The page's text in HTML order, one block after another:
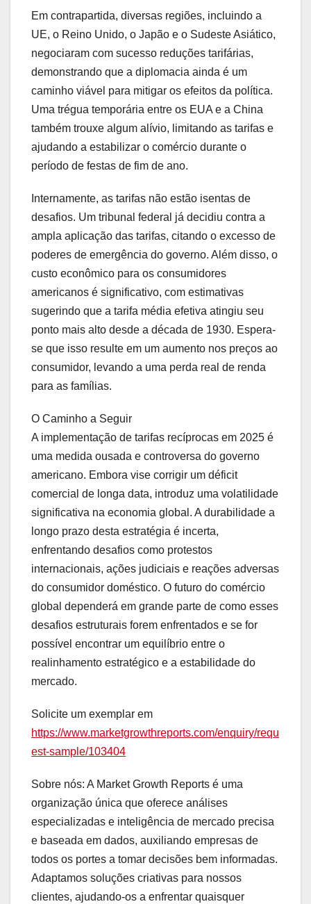
Em contrapartida, diversas regiões, incluindo a
UE, o Reino Unido, o Japão e o Sudeste Asiático,
negociaram com sucesso reduções tarifárias,
demonstrando que a diplomacia ainda é um
caminho viável para mitigar os efeitos da política.
Uma trégua temporária entre os EUA e a China
também trouxe algum alívio, limitando as tarifas e
ajudando a estabilizar o comércio durante o
período de festas de fim de ano.
Internamente, as tarifas não estão isentas de
desafios. Um tribunal federal já decidiu contra a
ampla aplicação das tarifas, citando o excesso de
poderes de emergência do governo. Além disso, o
custo econômico para os consumidores
americanos é significativo, com estimativas
sugerindo que a tarifa média efetiva atingiu seu
ponto mais alto desde a década de 1930. Espera-
se que isso resulte em um aumento nos preços ao
consumidor, levando a uma perda real de renda
para as famílias.
O Caminho a Seguir
A implementação de tarifas recíprocas em 2025 é
uma medida ousada e controversa do governo
americano. Embora vise corrigir um déficit
comercial de longa data, introduz uma volatilidade
significativa na economia global. A durabilidade a
longo prazo desta estratégia é incerta,
enfrentando desafios como protestos
internacionais, ações judiciais e reações adversas
do consumidor doméstico. O futuro do comércio
global dependerá em grande parte de como esses
desafios estruturais forem enfrentados e se for
possível encontrar um equilíbrio entre o
realinhamento estratégico e a estabilidade do
mercado.
Solicite um exemplar em
https://www.marketgrowthreports.com/enquiry/requ
est-sample/103404
Sobre nós: A Market Growth Reports é uma
organização única que oferece análises
especializadas e inteligência de mercado precisa
e baseada em dados, auxiliando empresas de
todos os portes a tomar decisões bem informadas.
Adaptamos soluções criativas para nossos
clientes, ajudando-os a enfrentar quaisquer